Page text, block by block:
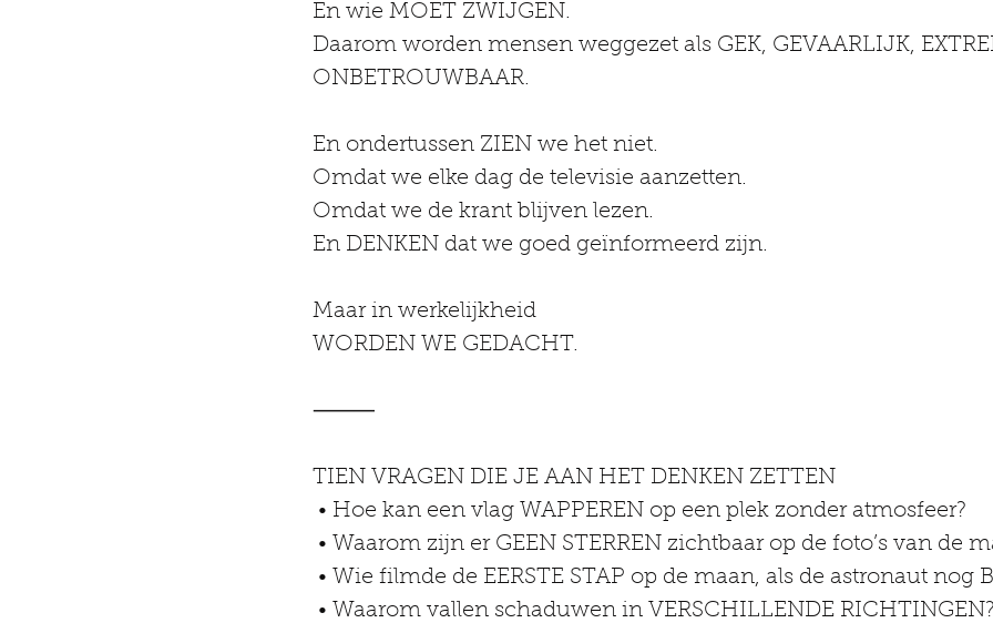
En wie MOET ZWIJGEN.
Daarom worden mensen weggezet als GEK, GEVAARLIJK,
ONBETROUWBAAR.
En ondertussen ZIEN we het niet.
Omdat we elke dag de televisie aanzetten.
Omdat we de krant blijven lezen.
En DENKEN dat we goed geïnformeerd zijn.
Maar in werkelijkheid
WORDEN WE GEDACHT.
⸻
TIEN VRAGEN DIE JE AAN HET DENKEN ZETTEN
• Hoe kan een vlag WAPPEREN op een plek zonder atmosfeer?
• Waarom zijn er GEEN STERREN zichtbaar op de foto’s van de
• Wie filmde de EERSTE STAP op de maan, als de astronaut nog
• Waarom vallen schaduwen in VERSCHILLENDE RICHTINGEN?